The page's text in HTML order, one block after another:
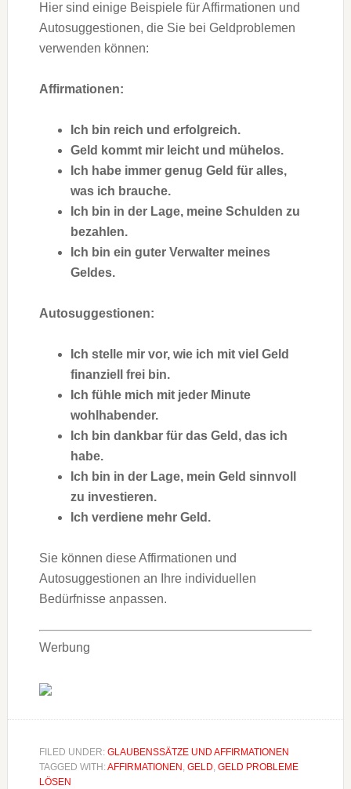
Hier sind einige Beispiele für Affirmationen und
Autosuggestionen, die Sie bei Geldproblemen
verwenden können:
Affirmationen:
Ich bin reich und erfolgreich.
Geld kommt mir leicht und mühelos.
Ich habe immer genug Geld für alles,
was ich brauche.
Ich bin in der Lage, meine Schulden zu
bezahlen.
Ich bin ein guter Verwalter meines
Geldes.
Autosuggestionen:
Ich stelle mir vor, wie ich mit viel Geld
finanziell frei bin.
Ich fühle mich mit jeder Minute
wohlhabender.
Ich bin dankbar für das Geld, das ich
habe.
Ich bin in der Lage, mein Geld sinnvoll
zu investieren.
Ich verdiene mehr Geld.
Sie können diese Affirmationen und
Autosuggestionen an Ihre individuellen
Bedürfnisse anpassen.
Werbung
FILED UNDER: GLAUBENSSÄTZE UND AFFIRMATIONEN
TAGGED WITH:AFFIRMATIONEN , GELD, GELD PROBLEME
LÖSEN